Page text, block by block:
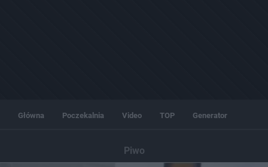
Główna Poczekalnia Video TOP Generator
Piwo